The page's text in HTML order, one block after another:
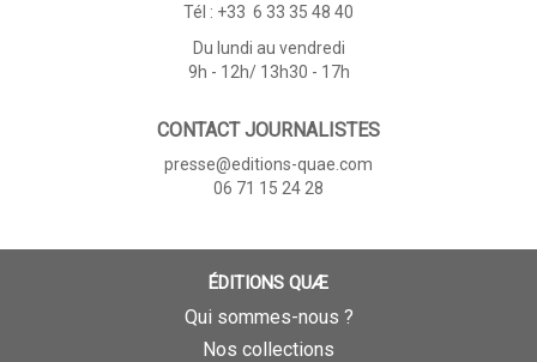
Tél : +33 6 33 35 48 40
Du lundi au vendredi
9h - 12h/ 13h30 - 17h
CONTACT JOURNALISTES
presse@editions-quae.com
06 71 15 24 28
ÉDITIONS QUÆ
Qui sommes-nous ?
Nos collections